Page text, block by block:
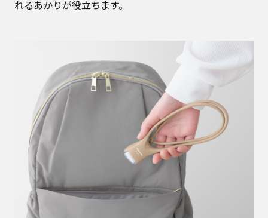
れるあかりが役立ちます。